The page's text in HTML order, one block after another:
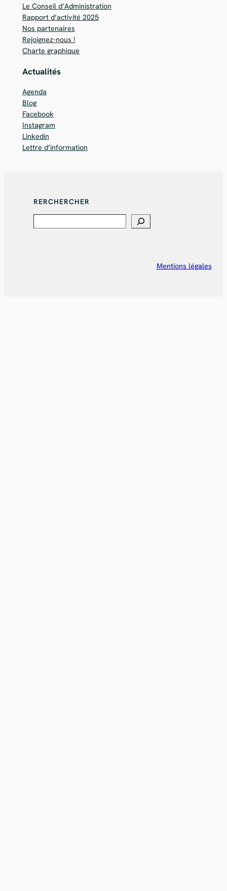
Le Conseil d’Administration
Rapport d’activité 2025
Nos partenaires
Rejoignez-nous !
Charte graphique
Actualités
Agenda
Blog
Facebook
Instagram
Linkedin
Lettre d’information
RERCHERCHER
Mentions légales